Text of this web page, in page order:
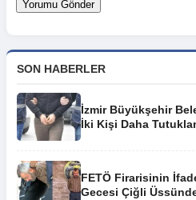
SON HABERLER
İzmir Büyükşehir
İki Kişi Daha
FETÖ Firarisinin
Gecesi Çiğli